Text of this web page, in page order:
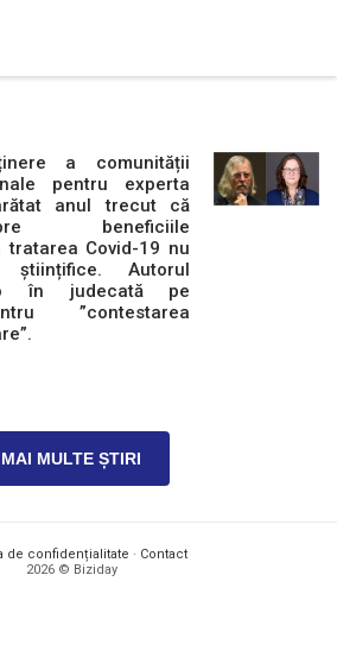
a comunității
pentru experta
anul trecut că
beneficiile
Covid-19 nu
științifice. Autorul
în judecată pe
”contestarea
MAI MULTE ȘTIRI
de confidențialitate · Contact
2026 © Biziday